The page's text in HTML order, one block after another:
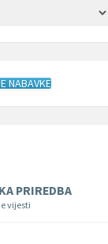
NABAVKE
PRIREDBA
vijesti